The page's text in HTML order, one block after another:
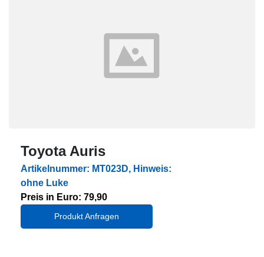
Toyota Auris
Artikelnummer: MT023D, Hinweis:
ohne Luke
Preis in Euro: 79,90
Produkt Anfragen